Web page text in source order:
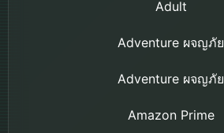
Adult
Adventure ผจญภัย
Adventure ผจญภัย
Amazon Prime